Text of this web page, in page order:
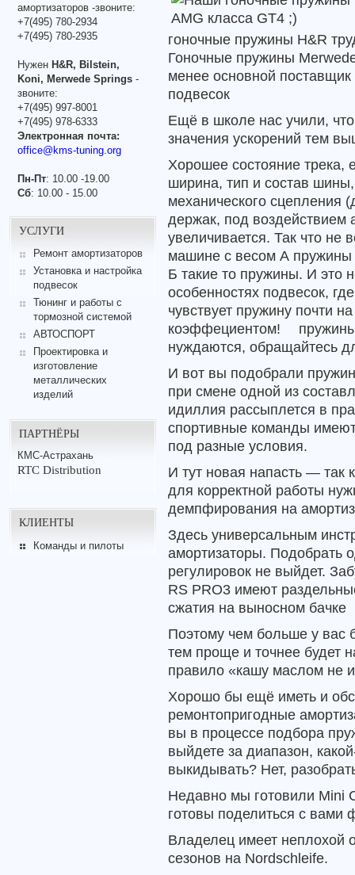
амортизаторов -звоните:
+7(495) 780-2934
+7(495) 780-2935
Нужен H&R, Bilstein,
Koni, Merwede Springs -
звоните:
+7(495) 997-8001
+7(495) 978-6333
Электронная почта:
office@kms-tuning.org
Пн-Пт: 10.00 -19.00
Сб: 10.00 - 15.00
УСЛУГИ
Ремонт амортизаторов
Установка и настройка
подвесок
Тюнинг и работы с
тормозной системой
АВТОСПОРТ
Проектировка и
изготовление
металлических
изделий
ПАРТНЁРЫ
КМС-Астрахань
RTC Distribution
КЛИЕНТЫ
Команды и пилоты
гоночные пружины H&R
Гоночные пружины
менее основной
подвесок
Ещё в школе нас учили,
значения ускорений тем
Хорошее состояние трека,
ширина, тип и состав
механического сцепления
держак, под воздействием
увеличивается. Так что не
машине с весом А пружины
Б такие то пружины. И это
особенностях подвесок,
чувствует пружину почти
коэффециентом!
нуждаются, обращайтесь
И вот вы подобрали
при смене одной из
идиллия рассыплется в
спортивные команды
под разные условия.
И тут новая напасть — так
для корректной работы
демпфирования на
Здесь универсальным
амортизаторы. Подобрать
регулировок не выйдет.
RS PRO3 имеют
сжатия на выносном бачке
Поэтому чем больше у вас
тем проще и точнее будет
правило «кашу маслом не
Хорошо бы ещё иметь и
ремонтопригодные
вы в процессе подбора
выйдете за диапазон,
выкидывать? Нет,
Недавно мы готовили Mini
готовы поделиться с вами
Владелец имеет неплохой
сезонов на Nordschleife.